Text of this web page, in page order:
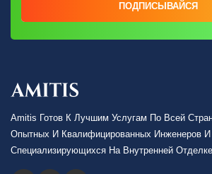
ПОДПИСЫВАЙСЯ
Amitis Готов К Лучшим Услугам По Всей
Опытных И Квалифицированных Инженеров И
Специализирующихся На Внутренней Отделке.